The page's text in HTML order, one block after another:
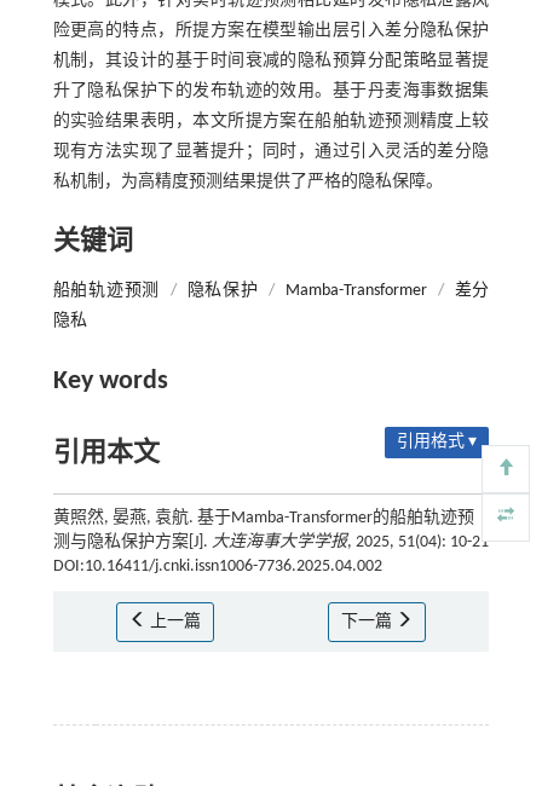
险更高的特点，所提方案在模型输出层引入差分隐私保护
机制，其设计的基于时间衰减的隐私预算分配策略显著提
升了隐私保护下的发布轨迹的效用。基于丹麦海事数据集
的实验结果表明，本文所提方案在船舶轨迹预测精度上较
现有方法实现了显著提升；同时，通过引入灵活的差分隐
私机制，为高精度预测结果提供了严格的隐私保障。
关键词
船舶轨迹预测 / 隐私保护 / Mamba-Transformer /
差分
隐私
Key words
引用本文 引用格式 ▾
黄照然, 晏燕, 袁航. 基于Mamba-Transformer的船舶轨迹预
测与隐私保护方案[J]. 大连海事大学学报, 2025, 51(04): 10-21
DOI:10.16411/j.cnki.issn1006-7736.2025.04.002
上一篇 下一篇